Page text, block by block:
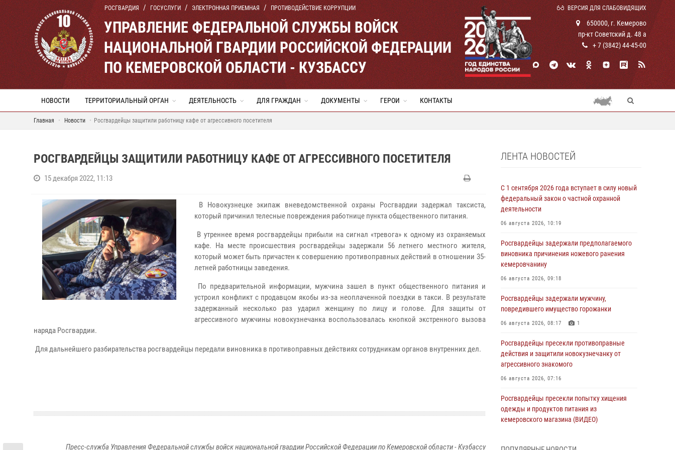
РОСГВАРДИЯ ГОСУСЛУГИ ЭЛЕКТРОННАЯ ПРИЕМНАЯ ПРОТИВОДЕЙСТВИЕ КОРРУПЦИИ ВЕРСИЯ ДЛЯ СЛАБОВИДЯЩИХ
УПРАВЛЕНИЕ ФЕДЕРАЛЬНОЙ СЛУЖБЫ ВОЙСК
НАЦИОНАЛЬНОЙ ГВАРДИИ РОССИЙСКОЙ ФЕДЕРАЦИИ
ПО КЕМЕРОВСКОЙ ОБЛАСТИ - КУЗБАССУ
650000, г. Кемерово
пр-кт Советский д. 48 а
+ 7 (3842) 44-45-00
НОВОСТИ ТЕРРИТОРИАЛЬНЫЙ ОРГАН ДЕЯТЕЛЬНОСТЬ ДЛЯ ГРАЖДАН ДОКУМЕНТЫ ГЕРОИ КОНТАКТЫ
Главная Новости Росгвардейцы защитили работницу кафе от агрессивного посетителя
РОСГВАРДЕЙЦЫ ЗАЩИТИЛИ РАБОТНИЦУ КАФЕ ОТ АГРЕССИВНОГО ПОСЕТИТЕЛЯ
15 декабря 2022, 11:13
В Новокузнецке экипаж вневедомственной охраны Росгвардии задержал таксиста,
который причинил телесные повреждения работнице пункта общественного питания.
В утреннее время росгвардейцы прибыли на сигнал «тревога» к одному из охраняемых
кафе. На месте происшествия росгвардейцы задержали 56 летнего местного жителя,
который может быть причастен к совершению противоправных действий в отношении 35-
летней работницы заведения.
По предварительной информации, мужчина зашел в пункт общественного питания и
устроил конфликт с продавцом якобы из-за неоплаченной поездки в такси. В результате
задержанный несколько раз ударил женщину по лицу и голове. Для защиты от
агрессивного мужчины новокузнечанка воспользовалась кнопкой экстренного вызова
наряда Росгвардии.
Для дальнейшего разбирательства росгвардейцы передали виновника в противоправных действиях сотрудникам органов внутренних дел.
Пресс-служба Управления Федеральной службы войск национальной гвардии Российской Федерации по Кемеровской области - Кузбассу
ЛЕНТА НОВОСТЕЙ
С 1 сентября 2026 года вступает в силу новый
федеральный закон о частной охранной
деятельности
06 августа 2026, 10:19
Росгвардейцы задержали предполагаемого
виновника причинения ножевого ранения
кемеровчанину
06 августа 2026, 09:18
Росгвардейцы задержали мужчину,
повредившего имущество горожанки
06 августа 2026, 08:17 1
Росгвардейцы пресекли противоправные
действия и защитили новокузнечанку от
агрессивного знакомого
06 августа 2026, 07:16
Росгвардейцы пресекли попытку хищения
одежды и продуктов питания из
кемеровского магазина (ВИДЕО)